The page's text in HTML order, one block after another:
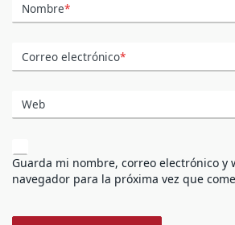
Nombre*
Correo electrónico*
Web
Guarda mi nombre, correo electrónico y
navegador para la próxima vez que